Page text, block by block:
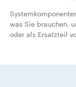
was Sie brauchen,
oder als Ersatzteil